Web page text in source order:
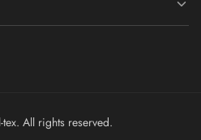
All rights reserved.